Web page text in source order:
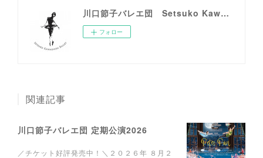
川口節子バレエ団 Setsuko Kawaguchi Ballet
フォロー
関連記事
川口節子バレエ団 定期公演2026
／チケット好評発売中！＼２０２６年 ８月２